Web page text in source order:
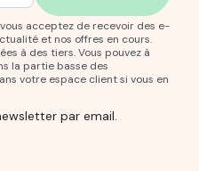
acceptez de recevoir des e-
et nos offres en cours.
à des tiers. Vous pouvez à
la partie basse des
votre espace client si vous en
par email.